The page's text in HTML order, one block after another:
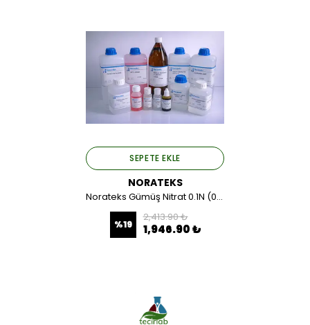
SEPETE EKLE
NORATEKS
Norateks Gümüş Nitrat 0.1N (0.1M) 1 LT.
%19
2,413.90 ₺
1,946.90 ₺